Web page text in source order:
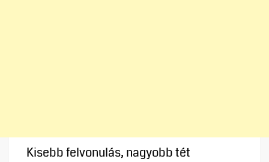
Kisebb felvonulás, nagyobb tét